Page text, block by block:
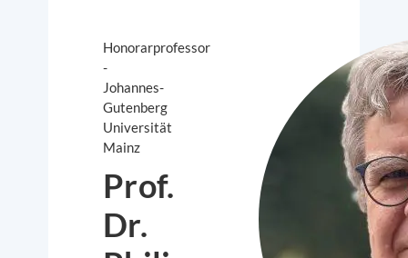
Honorarprofessor
-
Johannes-
Gutenberg
Universität
Mainz
Prof.
Dr.